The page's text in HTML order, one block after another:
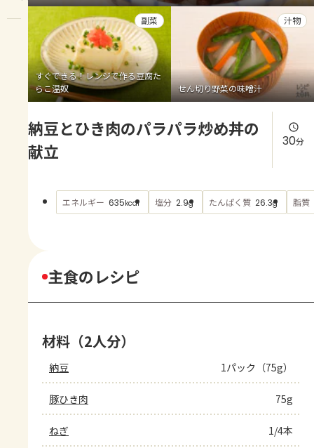
トーク
よくあるお問い合わせ
お買い物
AJINOMOTO PARK とは
すぐできる！レンジで作る豆腐た
らこ温奴
副菜
せん切り野菜の味噌汁
汁物
納豆とひき肉のパラパラ炒め丼の
献立
30分
エネルギー 635kcal 塩分 2.9g たんぱく質 26.3g 脂質
主食のレシピ
材料（2人分）
納豆 1パック（75g）
豚ひき肉 75g
ねぎ 1/4本